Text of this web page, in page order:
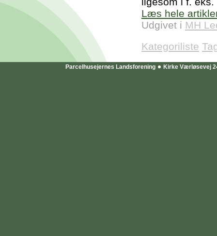
Læs hele
Udgivet i MH
Kategoriliste
Parcelhusejernes Landsforening Kirke Værløsevej